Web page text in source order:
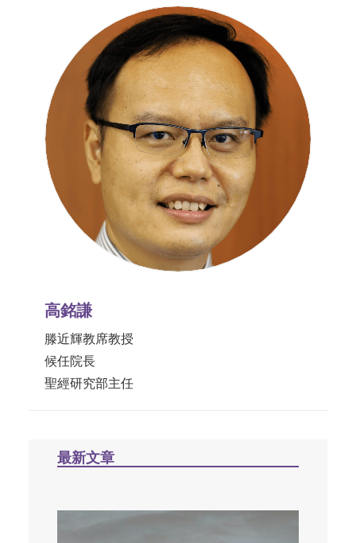
高銘謙
滕近輝教席教授
候任院長
聖經研究部主任
最新文章